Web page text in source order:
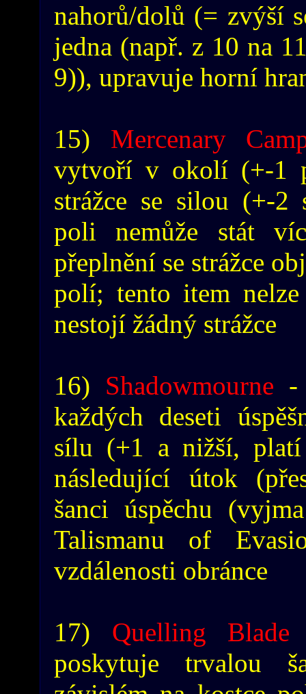
nahorů/dolů (= zvýší
jedna (např. z 10 na
9)), upravuje horní
15) Mercenary
vytvoří v okolí (+-1
strážce se silou (+-2
poli nemůže stát
přeplnění se strážce
polí; tento item
nestojí žádný strážce
16) Shadowmourne -
každých deseti
sílu (+1 a nižší,
následující útok
šanci úspěchu
Talismanu of
vzdálenosti obránce
17) Quelling Blade
poskytuje trvalou